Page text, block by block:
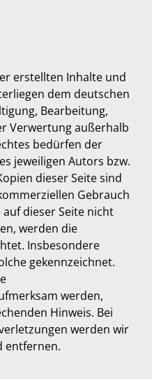
erstellten Inhalte und
dem deutschen
Bearbeitung,
Verwertung außerhalb
bedürfen der
jeweiligen Autors bzw.
dieser Seite sind
Gebrauch
dieser Seite nicht
werden die
Insbesondere
gekennzeichnet.
werden,
Hinweis. Bei
werden wir
entfernen.